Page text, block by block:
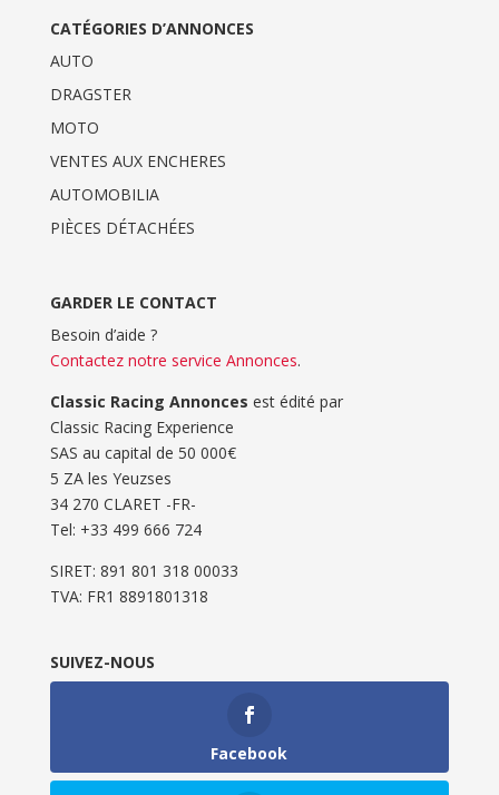
CATÉGORIES D’ANNONCES
AUTO
DRAGSTER
MOTO
VENTES AUX ENCHERES
AUTOMOBILIA
PIÈCES DÉTACHÉES
GARDER LE CONTACT
Besoin d’aide ?
Contactez notre service Annonces.
Classic Racing Annonces est édité par
Classic Racing Experience
SAS au capital de 50 000€
5 ZA les Yeuzses
34 270 CLARET -FR-
Tel: ‭+33 499 666 724‬
SIRET: 891 801 318 00033
TVA: FR1 8891801318
SUIVEZ-NOUS
Facebook